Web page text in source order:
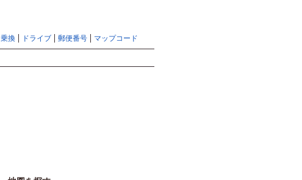
乗換 ドライブ 郵便番号 マップコード